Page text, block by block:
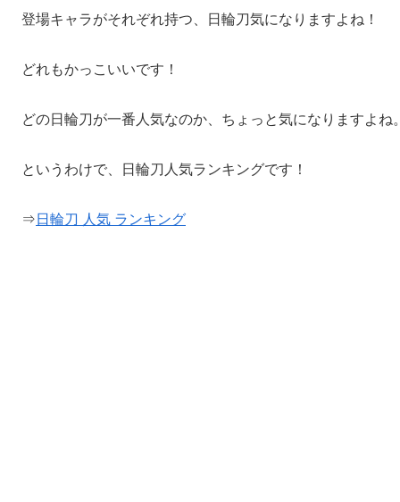
登場キャラがそれぞれ持つ、日輪刀気になりますよね！
どれもかっこいいです！
どの日輪刀が一番人気なのか、ちょっと気になりますよね
というわけで、日輪刀人気ランキングです！
⇒ 日輪刀 人気 ランキング